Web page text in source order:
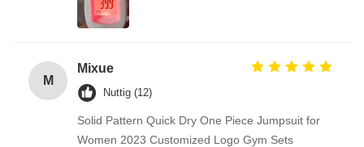
M
Mixue
Nuttig (12)
Solid Pattern Quick Dry One Piece Jumpsuit for
Women 2023 Customized Logo Gym Sets